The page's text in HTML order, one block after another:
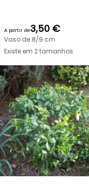
A partir de3,50 €
Vaso de 8/9 cm
Existe em 2 tamanhos